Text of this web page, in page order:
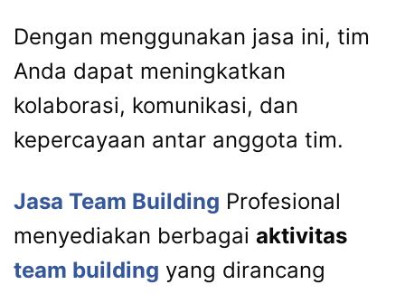
Dengan menggunakan jasa ini, tim
Anda dapat meningkatkan
kolaborasi, komunikasi, dan
kepercayaan antar anggota tim.
Jasa Team Building Profesional
menyediakan berbagai aktivitas
team building yang dirancang